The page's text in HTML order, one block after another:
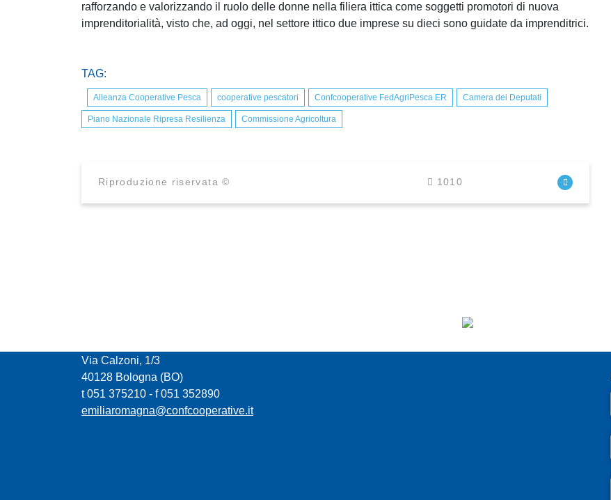
rafforzando e valorizzando il ruolo delle donne nella filiera ittica come soggetti promotori di nuova
imprenditorialità, visto che, ad oggi, nel settore ittico due imprese su dieci sono guidate da imprenditrici.
TAG:
Alleanza Cooperative Pesca cooperative pescatori Confcooperative FedAgriPesca ER Camera dei Deputati
Piano Nazionale Ripresa Resilienza Commissione Agricoltura
Riproduzione riservata © 1010
Via Calzoni, 1/3
40128 Bologna (BO)
t 051 375210 - f 051 352890
emiliaromagna@confcooperative.it